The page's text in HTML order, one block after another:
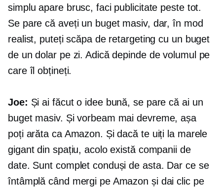
simplu apare brusc, faci publicitate peste tot.
Se pare că aveți un buget masiv, dar, în mod
realist, puteți scăpa de retargeting cu un buget
de un dolar pe zi. Adică depinde de volumul pe
care îl obțineți.
Joe: Și ai făcut o idee bună, se pare că ai un
buget masiv. Și vorbeam mai devreme, așa
poți arăta ca Amazon. Și dacă te uiți la marele
gigant din spațiu, acolo există companii de
date. Sunt complet conduși de asta. Dar ce se
întâmplă când mergi pe Amazon și dai clic pe